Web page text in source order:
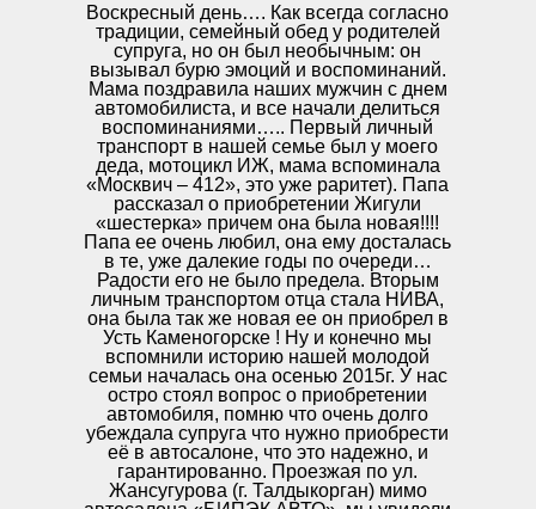
Воскресный день…. Как всегда согласно
традиции, семейный обед у родителей
супруга, но он был необычным: он
вызывал бурю эмоций и воспоминаний.
Мама поздравила наших мужчин с днем
автомобилиста, и все начали делиться
воспоминаниями….. Первый личный
транспорт в нашей семье был у моего
деда, мотоцикл ИЖ, мама вспоминала
«Москвич – 412», это уже раритет). Папа
рассказал о приобретении Жигули
«шестерка» причем она была новая!!!!
Папа ее очень любил, она ему досталась
в те, уже далекие годы по очереди…
Радости его не было предела. Вторым
личным транспортом отца стала НИВА,
она была так же новая ее он приобрел в
Усть Каменогорске ! Ну и конечно мы
вспомнили историю нашей молодой
семьи началась она осенью 2015г. У нас
остро стоял вопрос о приобретении
автомобиля, помню что очень долго
убеждала супруга что нужно приобрести
её в автосалоне, что это надежно, и
гарантированно. Проезжая по ул.
Жансугурова (г. Талдыкорган) мимо